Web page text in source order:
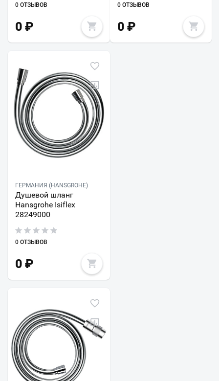
0 ОТЗЫВОВ
0 ₽
0 ОТЗЫВОВ
0₽
ГЕРМАНИЯ (HANSGROHE)
Душевой шланг
Hansgrohe Isiflex
28249000
0 ОТЗЫВОВ
0 ₽